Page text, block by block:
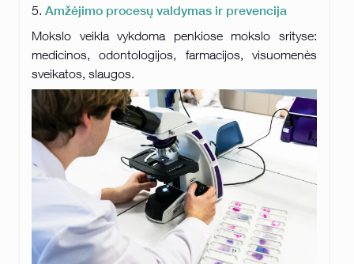
5. Amžėjimo procesų valdymas ir prevencija
Mokslo veikla vykdoma penkiose mokslo srityse:
medicinos, odontologijos, farmacijos, visuomenės
sveikatos, slaugos.